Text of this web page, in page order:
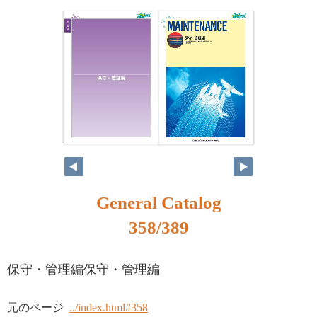
342 343
General Catalog
358/389
保守・管理編保守・管理編
元のページ ../index.html#358